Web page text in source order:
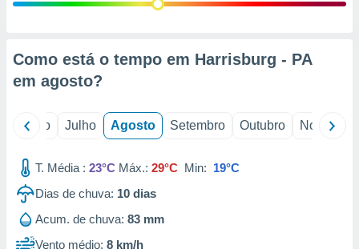
estudos
Como está o tempo em Harrisburg - PA
em agosto?
Junho Julho Agosto Setembro Outubro Novembro
T. Média : 23°C Máx.: 29°C Min: 19°C
Dias de chuva: 10 dias
Acum. de chuva: 83 mm
Vento médio: 8 km/h